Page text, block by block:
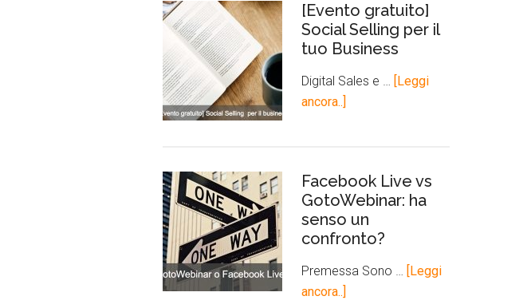
[Evento gratuito]
Social Selling per il
tuo Business
Digital Sales e …
[Leggi
ancora..]
Facebook Live vs
GotoWebinar: ha
senso un
confronto?
Premessa Sono …
[Leggi
ancora..]